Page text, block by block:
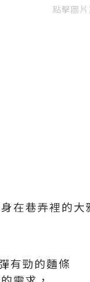
點擊圖
在巷弄裡的大
有勁的麵條